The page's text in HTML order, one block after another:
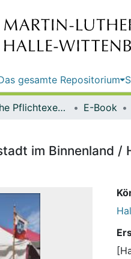
gesamte Repositorium
Elektronische Pflichtexemplare E-Book
im Binnenland /